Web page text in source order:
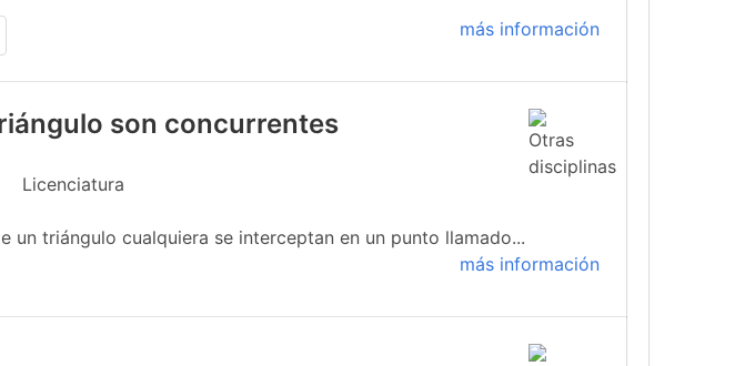
más información
son concurrentes
Licenciatura
triángulo cualquiera se interceptan en un punto llamado...
más información